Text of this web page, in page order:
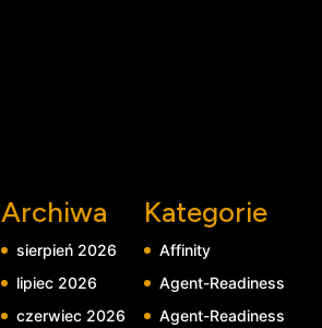
Archiwa
sierpień 2026
lipiec 2026
czerwiec 2026
Kategorie
Affinity
Agent-Readiness
Agent-Readiness